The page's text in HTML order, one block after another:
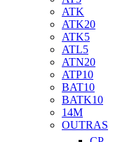
ATK
ATK20
ATK5
ATL5
ATN20
ATP10
BAT10
BATK10
14M
OUTRAS